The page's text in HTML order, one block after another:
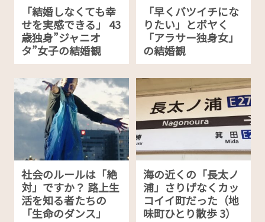
「結婚しなくても幸
せを実感できる」 43
歳独身”ジャニオ
タ”女子の結婚観
「早くバツイチにな
りたい」とボヤく
「アラサー独身女」
の結婚観
社会のルールは「絶
対」ですか？ 路上生
活を知る者たちの
「生命のダンス」
海の近くの「長太ノ
浦」さりげなくカッ
コイイ町だった（地
味町ひとり散歩 3）